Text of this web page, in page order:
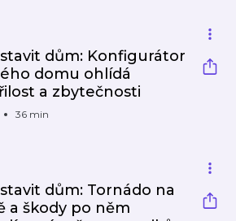
dům: Konfigurátor
domu ohlídá
a zbytečnosti
36 min
dům: Tornádo na
a škody po něm